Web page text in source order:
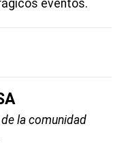
eventos.
la comunidad